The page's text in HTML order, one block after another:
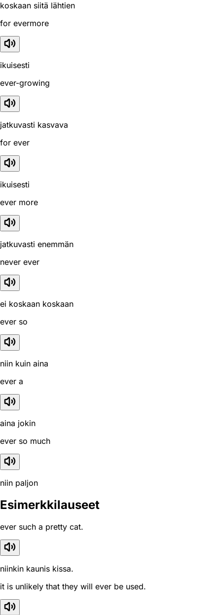
koskaan siitä lähtien
for evermore
ikuisesti
ever-growing
jatkuvasti kasvava
for ever
ikuisesti
ever more
jatkuvasti enemmän
never ever
ei koskaan koskaan
ever so
niin kuin aina
ever a
aina jokin
ever so much
niin paljon
Esimerkkilauseet
ever such a pretty cat.
niinkin kaunis kissa.
it is unlikely that they will ever be used.